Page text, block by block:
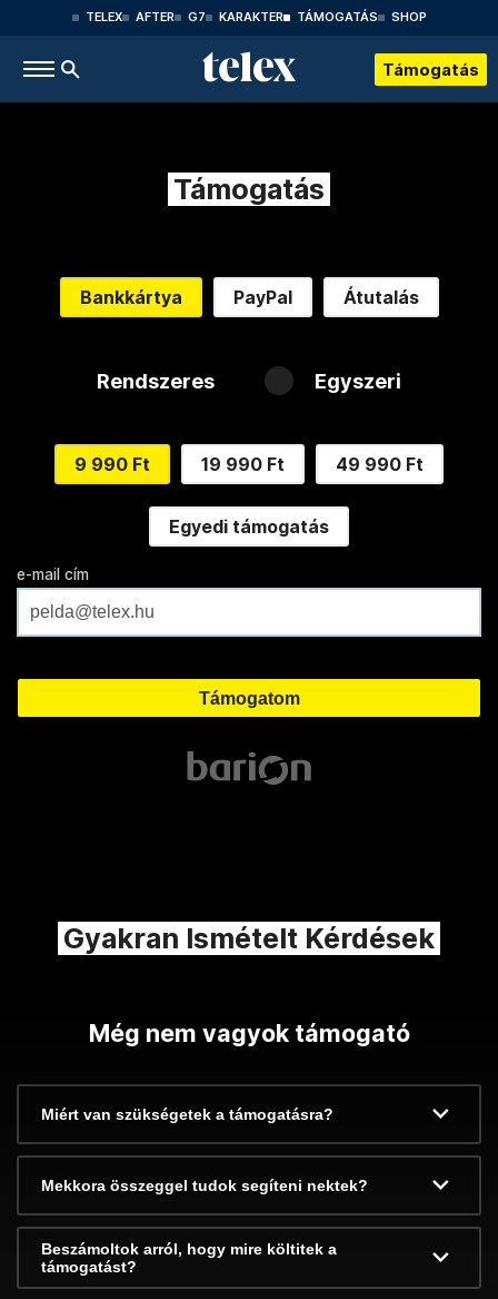
TELEX AFTER G7 KARAKTER TÁMOGATÁS SHOP
Támogatás
Támogatás
Bankkártya PayPal Átutalás
Rendszeres Egyszeri
9 990 Ft 19 990 Ft 49 990 Ft
Egyedi támogatás
e-mail cím
Gyakran Ismételt Kérdések
Még nem vagyok támogató
Miért van szükségetek a támogatásra?
Mekkora összeggel tudok segíteni nektek?
Beszámoltok arról, hogy mire költitek a
támogatást?